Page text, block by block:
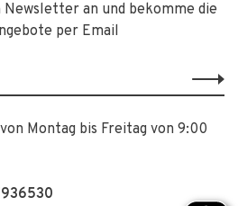
an und bekomme die
per Email
Montag bis Freitag von 9:00